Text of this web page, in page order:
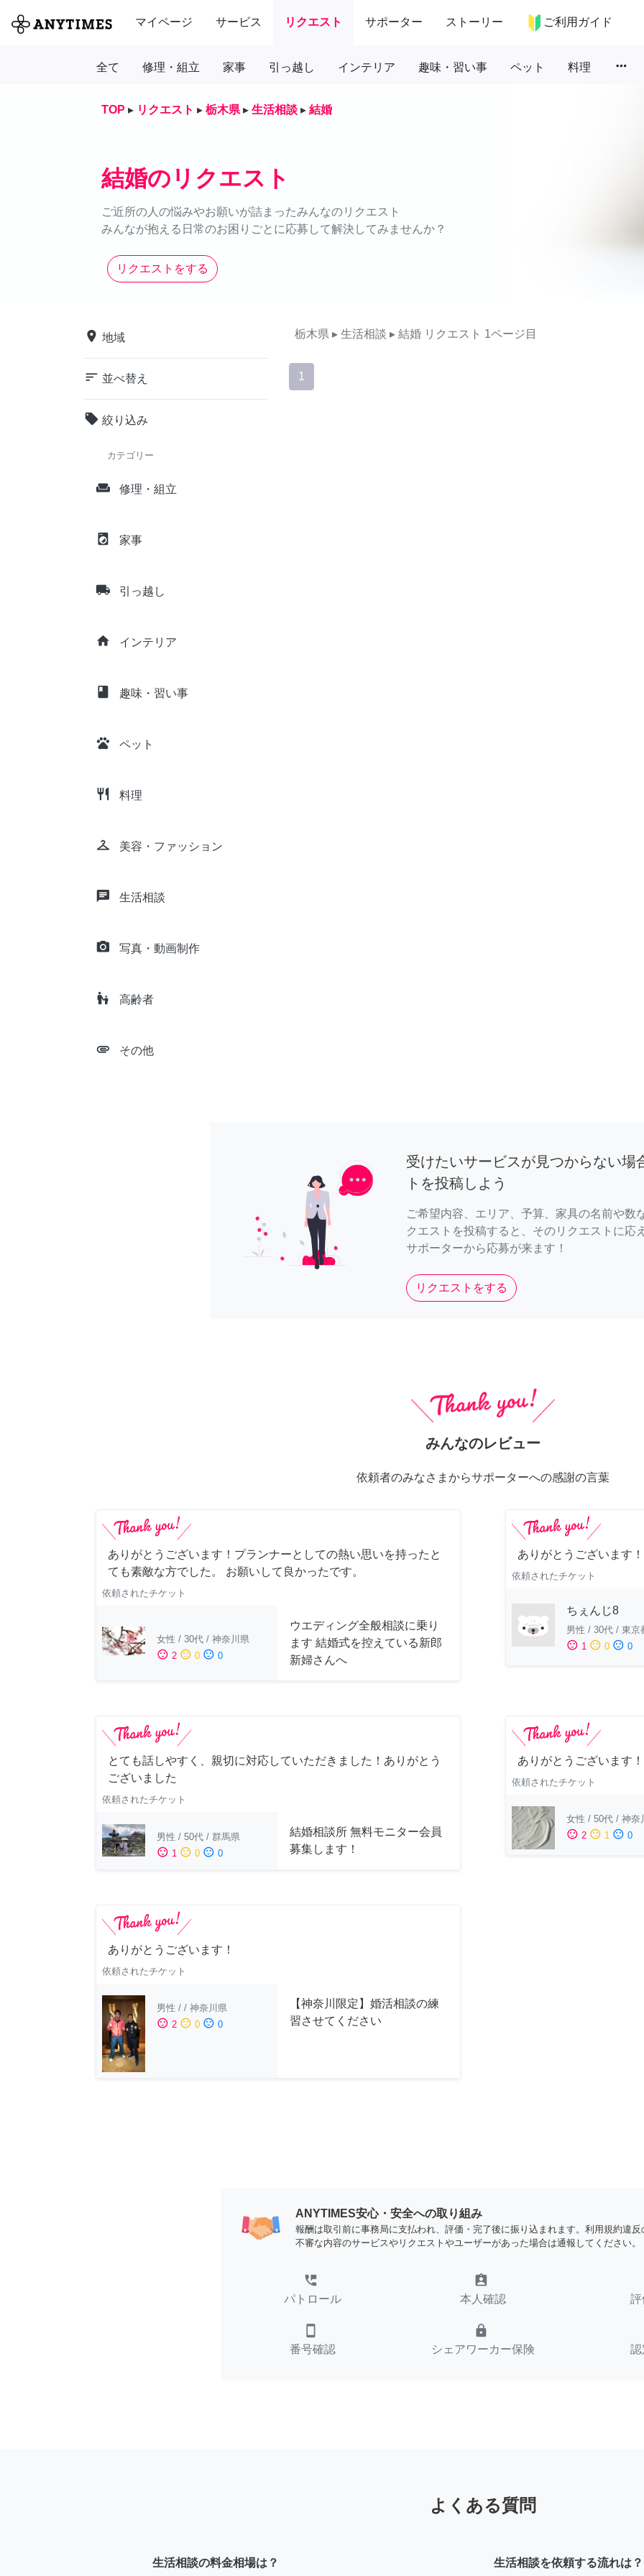
マイページ サービス リクエスト サポーター ストーリー ご利用ガイド
全て 修理・組立 家事 引っ越し インテリア 趣味・習い事 ペット 料理 more_horiz
TOP ▸ リクエスト ▸ 栃木県 ▸ 生活相談 ▸ 結婚
結婚のリクエスト
ご近所の人の悩みやお願いが詰まったみんなのリクエスト
みんなが抱える日常のお困りごとに応募して解決してみませんか？
リクエストをする
place 地域
sort 並べ替え
local_offer 絞り込み
カテゴリー
weekend 修理・組立
local_laundry_service 家事
local_shipping 引っ越し
home インテリア
class 趣味・習い事
pets ペット
restaurant 料理
checkroom 美容・ファッション
chat 生活相談
camera_alt 写真・動画制作
escalator_warning 高齢者
attachment その他
栃木県 ▸ 生活相談 ▸ 結婚 リクエスト 1ページ目
1
受けたいサービスが見つからない場
トを投稿しよう
ご希望内容、エリア、予算、家具の名前や数
クエストを投稿すると、そのリクエストに応
サポーターから応募が来ます！
リクエストをする
みんなのレビュー
依頼者のみなさまからサポーターへの感謝の言葉
ありがとうございます！プランナーとしての熱い思いを持ったと
ても素敵な方でした。 お願いして良かったです。
依頼されたチケット
女性 / 30代 / 神奈川県
sentiment_satisfied 2 sentiment_neutral 0 sentiment_dissatisfied 0
ウエディング全般相談に乗り
ます 結婚式を控えている新郎
新婦さんへ
ありがとうございます！
依頼されたチケット
ちぇんじ8
男性 / 30代 / 東京
sentiment_satisfied 1 sentiment_neutral 0 sentiment_dissatisfied 0
とても話しやすく、親切に対応していただきました！ありがとう
ございました
依頼されたチケット
男性 / 50代 / 群馬県
sentiment_satisfied 1 sentiment_neutral 0 sentiment_dissatisfied 0
結婚相談所 無料モニター会員
募集します！
ありがとうございます！
依頼されたチケット
女性 / 50代 / 神奈
sentiment_satisfied 2 sentiment_neutral 1 sentiment_dissatisfied 0
ありがとうございます！
依頼されたチケット
男性 / / 神奈川県
sentiment_satisfied 2 sentiment_neutral 0 sentiment_dissatisfied 0
【神奈川限定】婚活相談の練
習させてください
ANYTIMES安心・安全への取り組み
報酬は取引前に事務局に支払われ、評価・完了後に振り込まれます。利用規約違反
不審な内容のサービスやリクエストやユーザーがあった場合は通報してください。
perm_phone_msg
パトロール
assignment_ind
本人確認
smartphone
番号確認
lock
シェアワーカー保険
よくある質問
生活相談の料金相場は？ 生活相談を依頼する流れは？